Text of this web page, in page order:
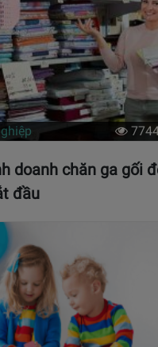
doanh chăn ga gối
đầu